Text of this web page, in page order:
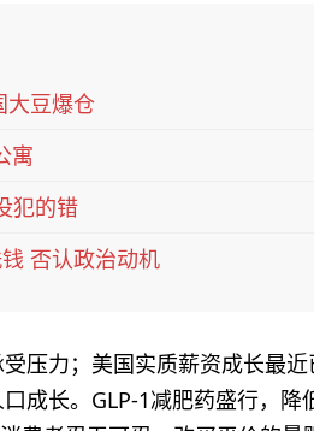
大豆爆仓
寓
犯的错
否认政治动机
压力；美国实质薪资成长最
成长。GLP-1减肥药盛行，降